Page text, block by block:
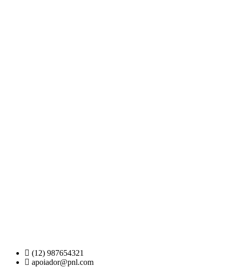
(12) 987654321
apoiador@pnl.com